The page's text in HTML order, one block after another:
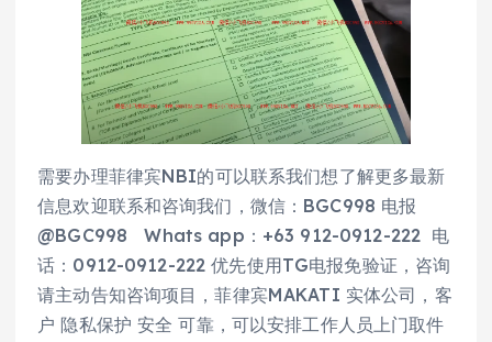
需要办理菲律宾NBI的可以联系我们想了解更多最新
信息欢迎联系和咨询我们，微信：BGC998 电报
@BGC998 Whats app：+63 912-0912-222 电
话：0912-0912-222 优先使用TG电报免验证，咨询
请主动告知咨询项目，菲律宾MAKATI 实体公司，客
户 隐私保护 安全 可靠，可以安排工作人员上门取件